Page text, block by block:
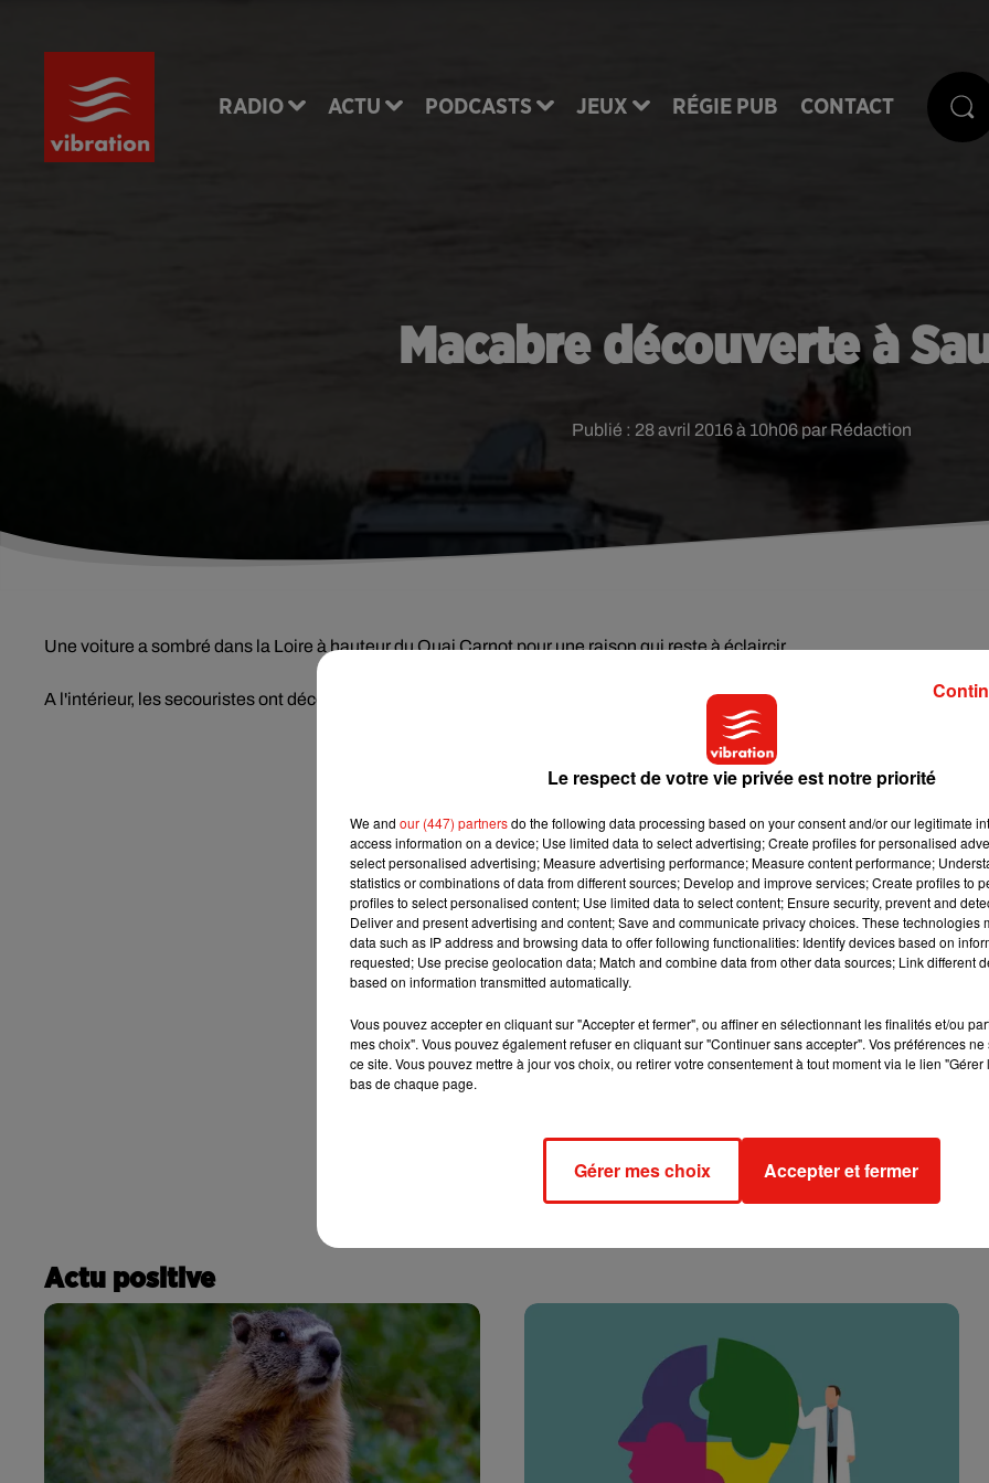
RADIO ACTU PODCASTS JEUX RÉGIE PUB CONTACT
Macabre découverte à
Publié : 28 avril 2016 à 10h06 par Rédaction
Une voiture a sombré dans la Loire à hauteur du Quai Carnot pour une raison qui reste à éclaircir.
A l'intérieur, les secouristes ont découvert les corps sans vie d'une grand-mère et de son petit-fils.
Actu positive
Le respect de votre vie privée est notre priorité
We and our (447) partnersdo the following data processing based on your consent and/or our legitimate
access information on a device; Use limited data to select advertising; Create profiles for personalised
select personalised advertising; Measure advertising performance; Measure content performance;
statistics or combinations of data from different sources; Develop and improve services; Create profiles to
profiles to select personalised content; Use limited data to select content; Ensure security, prevent and
Deliver and present advertising and content; Save and communicate privacy choices. These technologies
data such as IP address and browsing data to offer following functionalities: Identify devices based on
requested; Use precise geolocation data; Match and combine data from other data sources; Link different
based on information transmitted automatically.
Vous pouvez accepter en cliquant sur "Accepter et fermer", ou affiner en sélectionnant les finalités et/ou
mes choix". Vous pouvez également refuser en cliquant sur "Continuer sans accepter". Vos préférences
ce site. Vous pouvez mettre à jour vos choix, ou retirer votre consentement à tout moment via le lien
bas de chaque page.
Gérer mes choix Accepter et fermer